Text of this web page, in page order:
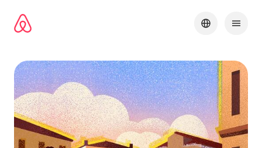
բովանդակությանը